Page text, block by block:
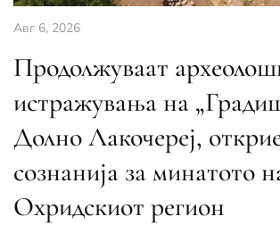
Авг 6, 2026
Продолжуваат
истражувања на
Долно Лакочереј,
сознанија за минатото
Охридскиот регион